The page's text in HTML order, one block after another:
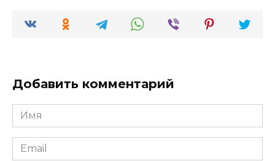
Добавить комментарий
Имя
*
Email
*